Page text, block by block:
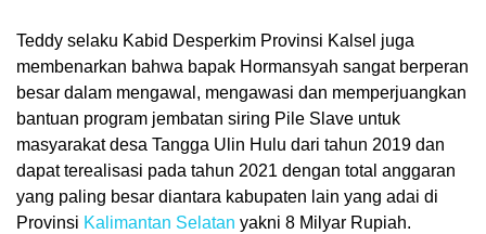
Teddy selaku Kabid Desperkim Provinsi Kalsel juga
membenarkan bahwa bapak Hormansyah sangat berperan
besar dalam mengawal, mengawasi dan memperjuangkan
bantuan program jembatan siring Pile Slave untuk
masyarakat desa Tangga Ulin Hulu dari tahun 2019 dan
dapat terealisasi pada tahun 2021 dengan total anggaran
yang paling besar diantara kabupaten lain yang adai di
Provinsi Kalimantan Selatan yakni 8 Milyar Rupiah.